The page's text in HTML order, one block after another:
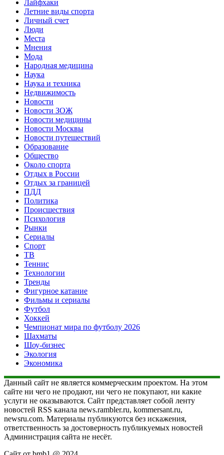
Лайфхаки
Летние виды спорта
Личный счет
Люди
Места
Мнения
Мода
Народная медицина
Наука
Наука и техника
Недвижимость
Новости
Новости ЗОЖ
Новости медицины
Новости Москвы
Новости путешествий
Образование
Общество
Около спорта
Отдых в России
Отдых за границей
ПДД
Политика
Происшествия
Психология
Рынки
Сериалы
Спорт
ТВ
Теннис
Технологии
Тренды
Фигурное катание
Фильмы и сериалы
Футбол
Хоккей
Чемпионат мира по футболу 2026
Шахматы
Шоу-бизнес
Экология
Экономика
Данный сайт не является коммерческим проектом. На этом
сайте ни чего не продают, ни чего не покупают, ни какие
услуги не оказываются. Сайт представляет собой ленту
новостей RSS канала news.rambler.ru, kommersant.ru,
newsru.com. Материалы публикуются без искажения,
ответственность за достоверность публикуемых новостей
Администрация сайта не несёт.